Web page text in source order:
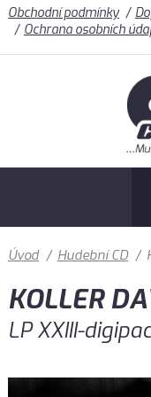
Obchodní podmínky
Ochrana osobních
Úvod / Hudební CD /
KOLLER
LP XXIII-